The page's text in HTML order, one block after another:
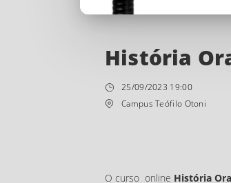
História
25/09/2023 19:00
Campus Teófilo Otoni
O curso online História